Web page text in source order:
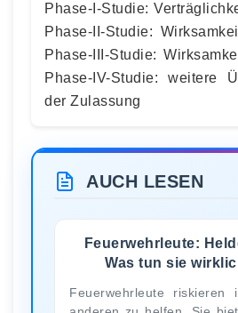
Phase-I-Studie:
Phase-II-Studie:
Phase-III-Studie:
Phase-IV-Studie: weitere
der Zulassung
AUCH LESEN
Feuerwehrleute:
Was tun sie
Feuerwehrleute riskieren